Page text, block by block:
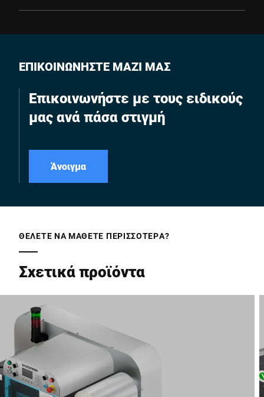
ΕΠΙΚΟΙΝΩΝΗΣΤΕ ΜΑΖΙ ΜΑΣ
Επικοινωνήστε με τους ειδικούς
μας ανά πάσα στιγμή
Άνοιγμα
ΘΈΛΕΤΕ ΝΑ ΜΆΘΕΤΕ ΠΕΡΙΣΣΌΤΕΡΑ?
Σχετικά προϊόντα